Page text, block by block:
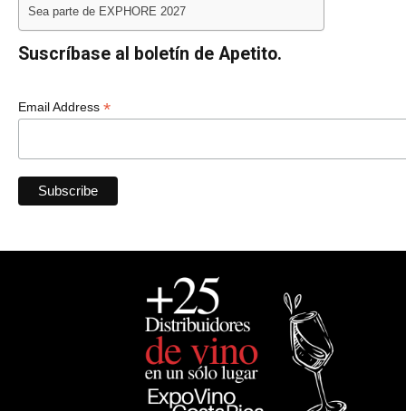
Sea parte de EXPHORE 2027
Suscríbase al boletín de Apetito.
Email Address *